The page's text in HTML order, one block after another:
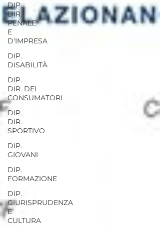
DIP.
DIR.
PENALE
E
D'IMPRESA
DIP.
DISABILITÀ
DIP.
DIR. DEI
CONSUMATORI
DIP.
DIR.
SPORTIVO
DIP.
GIOVANI
DIP.
FORMAZIONE
DIP.
GIURISPRUDENZA
E
CULTURA